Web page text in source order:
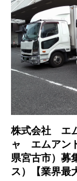
株式会社 エ
ャ エムアン
県宮古市）募
ス）【業界最